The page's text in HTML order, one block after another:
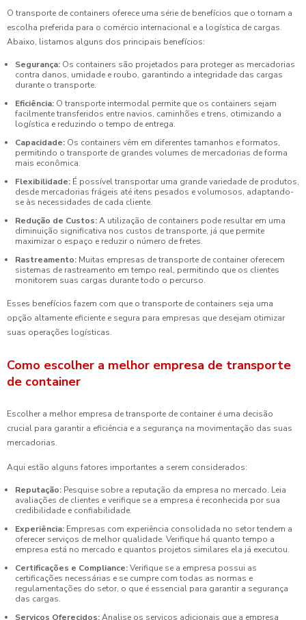
O transporte de containers oferece uma série de benefícios que o tornam a
escolha preferida para o comércio internacional e a logística de cargas.
Abaixo, listamos alguns dos principais benefícios:
Segurança: Os containers são projetados para proteger as mercadorias
contra danos, umidade e roubo, garantindo a integridade das cargas
durante o transporte.
Eficiência: O transporte intermodal permite que os containers sejam
facilmente transferidos entre navios, caminhões e trens, otimizando a
logística e reduzindo o tempo de entrega.
Capacidade: Os containers vêm em diferentes tamanhos e formatos,
permitindo o transporte de grandes volumes de mercadorias de forma
mais econômica.
Flexibilidade: É possível transportar uma grande variedade de produtos,
desde mercadorias frágeis até itens pesados e volumosos, adaptando-
se às necessidades de cada cliente.
Redução de Custos:A utilização de containers pode resultar em uma
diminuição significativa nos custos de transporte, já que permite
maximizar o espaço e reduzir o número de fretes.
Rastreamento: Muitas empresas de transporte de container oferecem
sistemas de rastreamento em tempo real, permitindo que os clientes
monitorem suas cargas durante todo o percurso.
Esses benefícios fazem com que o transporte de containers seja uma
opção altamente eficiente e segura para empresas que desejam otimizar
suas operações logísticas.
Como escolher a melhor empresa de transporte
de container
Escolher a melhor empresa de transporte de container é uma decisão
crucial para garantir a eficiência e a segurança na movimentação das suas
mercadorias.
Aqui estão alguns fatores importantes a serem considerados:
Reputação: Pesquise sobre a reputação da empresa no mercado. Leia
avaliações de clientes e verifique se a empresa é reconhecida por sua
credibilidade e confiabilidade.
Experiência: Empresas com experiência consolidada no setor tendem a
oferecer serviços de melhor qualidade. Verifique há quanto tempo a
empresa está no mercado e quantos projetos similares ela já executou.
Certificações e Compliance:Verifique se a empresa possui as
certificações necessárias e se cumpre com todas as normas e
regulamentações do setor, o que é essencial para garantir a segurança
das cargas.
Serviços Oferecidos:Analise os serviços adicionais que a empresa